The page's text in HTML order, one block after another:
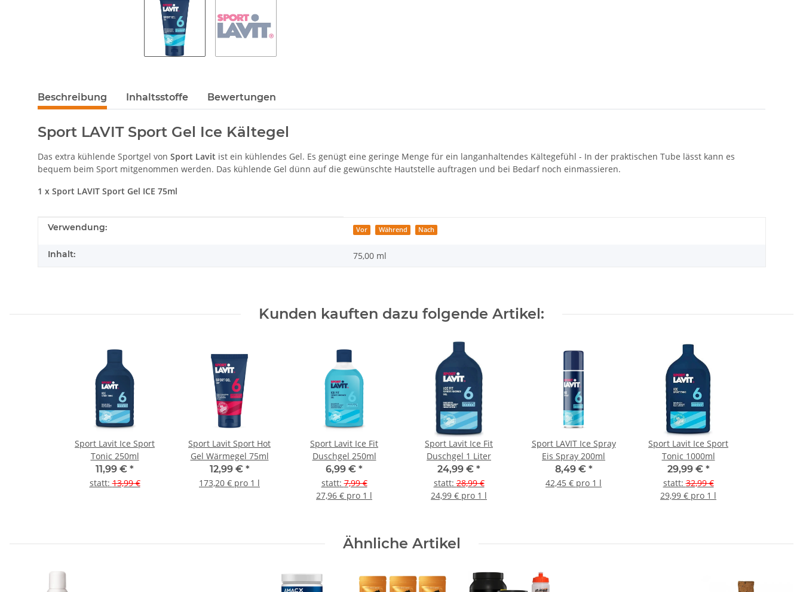
Beschreibung Inhaltsstoffe Bewertungen
Sport LAVIT Sport Gel Ice Kältegel
Das extra kühlende Sportgel von Sport Lavit ist ein kühlendes Gel. Es genügt eine geringe Menge für ein langanhaltendes Kältegefühl - In der praktischen Tube lässt kann es
bequem beim Sport mitgenommen werden. Das kühlende Gel dünn auf die gewünschte Hautstelle auftragen und bei Bedarf noch einmassieren.
1 x Sport LAVIT Sport Gel ICE 75ml
Produkteigenschaft
Wert
Verwendung: Vor Während Nach
Inhalt: 75,00 ml
Kunden kauften dazu folgende Artikel:
Sport Lavit Ice Sport
Tonic 250ml
11,99 € *
statt:13,99 €
Sport Lavit Sport Hot
Gel Wärmegel 75ml
12,99 € *
173,20 € pro 1 l
Sport Lavit Ice Fit
Duschgel 250ml
6,99 € *
statt:7,99 €
27,96 € pro 1 l
Sport Lavit Ice Fit
Duschgel 1 Liter
24,99 € *
statt:28,99 €
24,99 € pro 1 l
Sport LAVIT Ice Spray
Eis Spray 200ml
8,49 € *
42,45 € pro 1 l
Sport Lavit Ice Sport
Tonic 1000ml
29,99 € *
statt:32,99 €
29,99 € pro 1 l
Ähnliche Artikel